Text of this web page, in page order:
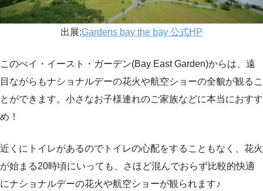
出展:Gardens bay the bay 公式HP
このべイ・イースト・ガーデン(Bay East Garden)からは、遠
目ながらもナショナルデーの花火や航空ショーの全貌が観るこ
とができます。小さなお子様連れのご家族などに本当におすす
め！
近くにトイレがあるのでトイレの心配をすることもなく、花火
が始まる20時頃にいっても、さほど混んでおらず比較的快適
にナショナルデーの花火や航空ショーが観られます♪